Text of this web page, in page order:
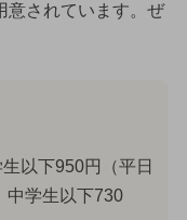
意されています。ぜ
以下950円（平日
中学生以下730